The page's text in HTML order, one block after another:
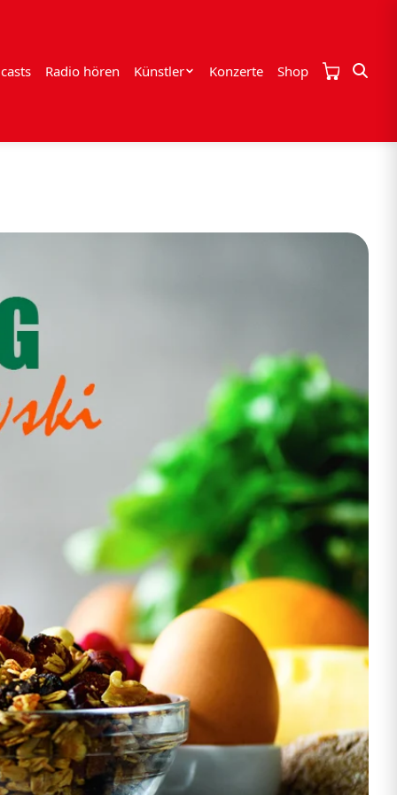
Radio hören Künstler Konzerte Shop